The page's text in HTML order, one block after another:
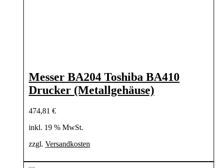
Messer BA204 Toshiba BA410
Drucker (Metallgehäuse)
474,81 €
inkl. 19 % MwSt.
zzgl. Versandkosten